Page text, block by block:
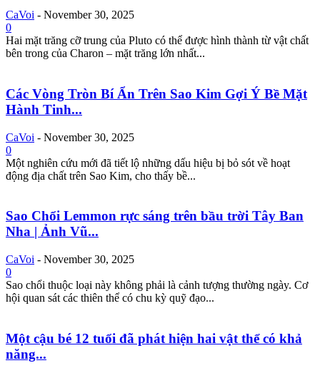
CaVoi - November 30, 2025
0
Hai mặt trăng cỡ trung của Pluto có thể được hình thành từ vật chất
bên trong của Charon – mặt trăng lớn nhất...
Các Vòng Tròn Bí Ẩn Trên Sao Kim Gợi Ý Bề Mặt
Hành Tinh...
CaVoi - November 30, 2025
0
Một nghiên cứu mới đã tiết lộ những dấu hiệu bị bỏ sót về hoạt
động địa chất trên Sao Kim, cho thấy bề...
Sao Chổi Lemmon rực sáng trên bầu trời Tây Ban
Nha | Ảnh Vũ...
CaVoi - November 30, 2025
0
Sao chổi thuộc loại này không phải là cảnh tượng thường ngày. Cơ
hội quan sát các thiên thể có chu kỳ quỹ đạo...
Một cậu bé 12 tuổi đã phát hiện hai vật thể có khả
năng...